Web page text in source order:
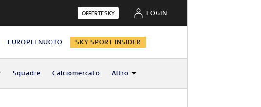
OFFERTE SKY LOGIN
EUROPEI NUOTO SKY SPORT INSIDER
Squadre Calciomercato Altro